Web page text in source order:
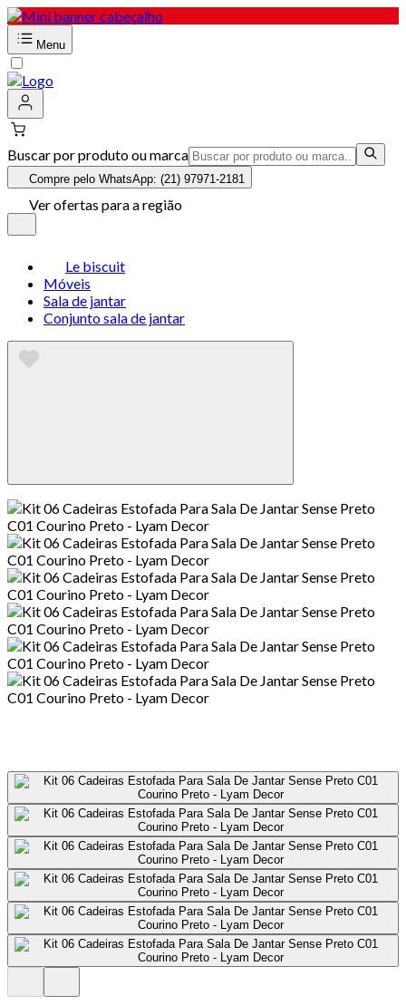
Menu
Buscar por produto ou marca
Compre pelo WhatsApp: (21) 97971-2181
Ver ofertas para a região
Le biscuit
Móveis
Sala de jantar
Conjunto sala de jantar